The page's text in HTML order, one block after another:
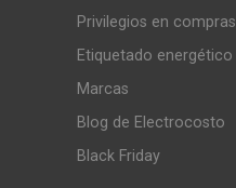
Privilegios en compras
Etiquetado energético
Marcas
Blog de Electrocosto
Black Friday